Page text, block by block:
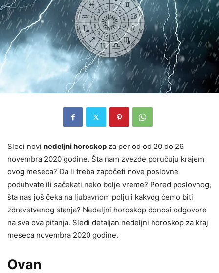
Sledi novi nedeljni horoskop za period od 20 do 26
novembra 2020 godine. Šta nam zvezde poručuju krajem
ovog meseca? Da li treba započeti nove poslovne
poduhvate ili sačekati neko bolje vreme? Pored poslovnog,
šta nas još čeka na ljubavnom polju i kakvog ćemo biti
zdravstvenog stanja? Nedeljni horoskop donosi odgovore
na sva ova pitanja. Sledi detaljan nedeljni horoskop za kraj
meseca novembra 2020 godine.
Ovan